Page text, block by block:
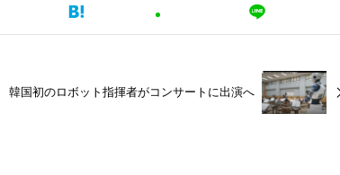
韓国初のロボット指揮者がコンサートに出演へ